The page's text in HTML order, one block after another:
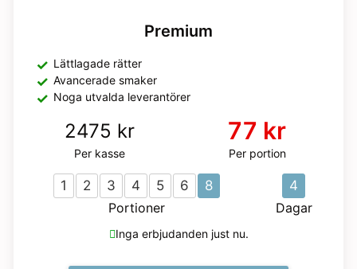
Premium
Lättlagade rätter
Avancerade smaker
Noga utvalda leverantörer
2475 kr
Per kasse
77 kr
Per portion
1 2 3 4 5 6
8
Portioner
4
Dagar
Inga erbjudanden just nu.